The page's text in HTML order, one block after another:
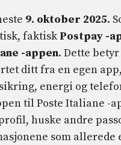
9. oktober 2025.
faktisk Postpay -
-appen. Dette
ditt fra en egen
energi og
til Poste Italiane -
huske andre
som allerede